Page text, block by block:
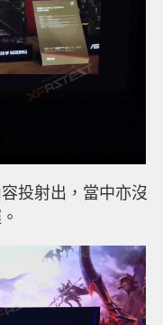
投射出，當中亦沒